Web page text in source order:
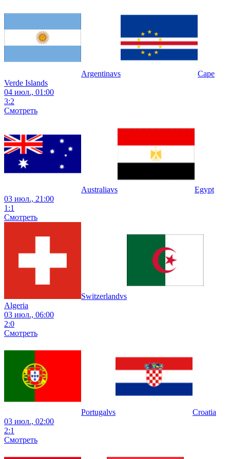
Argentinavs
Cape
Verde Islands
04 июл., 01:00
3:2
Смотреть
Australiavs
Egypt
03 июл., 21:00
1:1
Смотреть
Switzerlandvs
Algeria
03 июл., 06:00
2:0
Смотреть
Portugalvs
Croatia
03 июл., 02:00
2:1
Смотреть